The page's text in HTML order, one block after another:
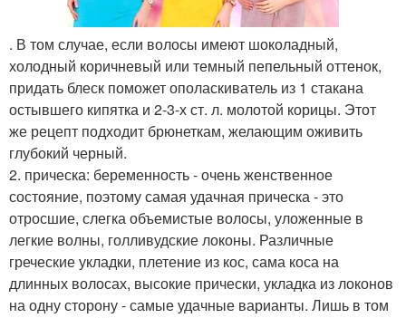
. В том случае, если волосы имеют шоколадный,
холодный коричневый или темный пепельный оттенок,
придать блеск поможет ополаскиватель из 1 стакана
остывшего кипятка и 2-3-х ст. л. молотой корицы. Этот
же рецепт подходит брюнеткам, желающим оживить
глубокий черный.
2. прическа: беременность - очень женственное
состояние, поэтому самая удачная прическа - это
отросшие, слегка объемистые волосы, уложенные в
легкие волны, голливудские локоны. Различные
греческие укладки, плетение из кос, сама коса на
длинных волосах, высокие прически, укладка из локонов
на одну сторону - самые удачные варианты. Лишь в том